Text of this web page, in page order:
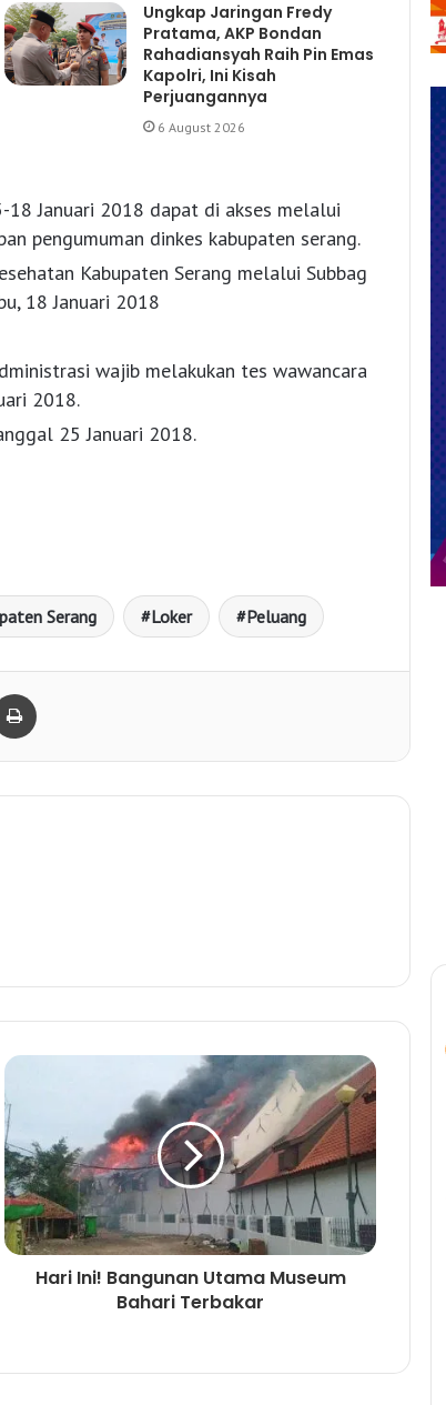
Ungkap Jaringan Fredy
Pratama, AKP Bondan
Rahadiansyah Raih Pin Emas
Kapolri, Ini Kisah
Perjuangannya
6 August 2026
Januari 2018 dapat di akses melalui
pengumuman dinkes kabupaten serang.
Kabupaten Serang melalui Subbag
18 Januari 2018
wajib melakukan tes wawancara
2018.
25 Januari 2018.
Serang Loker Peluang
Hari Ini! Bangunan Utama Museum
Bahari Terbakar